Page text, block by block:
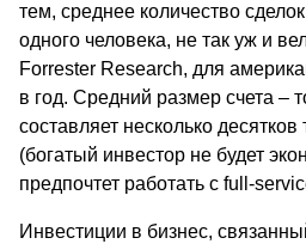
тем, среднее количество
одного человека, не так уж и
Forrester Research, для
в год. Средний размер счета –
составляет несколько
(богатый инвестор не будет
предпочтет работать с full-
Инвестиции в бизнес,